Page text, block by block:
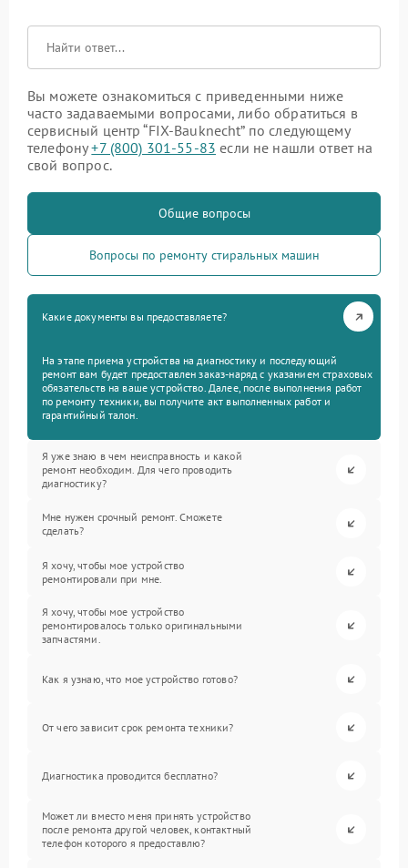
Вы можете ознакомиться с приведенными ниже
часто задаваемыми вопросами, либо обратиться в
сервисный центр “FIX-Bauknecht” по следующему
телефону+7 (800) 301-55-83 если не нашли ответ на
свой вопрос.
Общие вопросы
Вопросы по ремонту стиральных машин
Какие документы вы предоставляете?
На этапе приема устройства на диагностику и последующий
ремонт вам будет предоставлен заказ-наряд с указанием страховых
обязательств на ваше устройство. Далее, после выполнения работ
по ремонту техники, вы получите акт выполненных работ и
гарантийный талон.
Я уже знаю в чем неисправность и какой
ремонт необходим. Для чего проводить
диагностику?
Мне нужен срочный ремонт. Сможете
сделать?
Я хочу, чтобы мое устройство
ремонтировали при мне.
Я хочу, чтобы мое устройство
ремонтировалось только оригинальными
запчастями.
Как я узнаю, что мое устройство готово?
От чего зависит срок ремонта техники?
Диагностика проводится бесплатно?
Может ли вместо меня принять устройство
после ремонта другой человек, контактный
телефон которого я предоставлю?